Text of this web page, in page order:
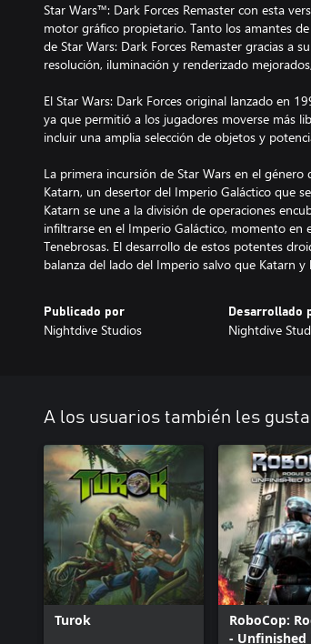
Star Wars™: Dark Forces Remaster con esta
motor gráfico propietario. Tanto los amantes
de Star Wars: Dark Forces Remaster gracias a
resolución, iluminación y renderizado
El Star Wars: Dark Forces original lanzado en
ya que permitió a los jugadores moverse más
incluir una amplia selección de objetos y
La primera incursión de Star Wars en el género
Katarn, un desertor del Imperio Galáctico que
Katarn se une a la división de operaciones
infiltrarse en el Imperio Galáctico, momento en
Tenebrosas. El desarrollo de estos potentes
Publicado por
Nightdive Studios
Desarrollado
Nightdive
A los usuarios también les
Turok
RoboCop:
- Unfinished